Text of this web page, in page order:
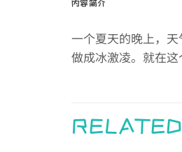
内容简介
一个夏天的晚上，
做成冰激凌。就在